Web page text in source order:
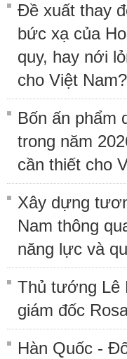
Đề xuất thay
bức xạ của
quy, hay nới
cho Việt Nam?
Bốn ấn phẩm
trong năm
cần thiết cho
Xây dựng
Nam thông
năng lực và
Thủ tướng Lê
giám đốc
Hàn Quốc -